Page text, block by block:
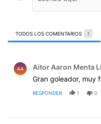
TODOS LOS COMENTARIOS 1
AA Aitor Aaron Menta
Gran goleador, muy
RESPONDER 1 0